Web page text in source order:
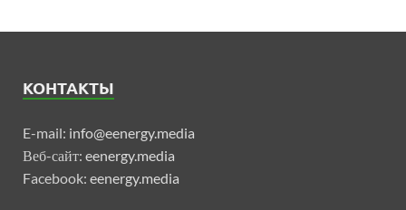
КОНТАКТЫ
E-mail: info@eenergy.media
Веб-сайт: eenergy.media
Facebook: eenergy.media